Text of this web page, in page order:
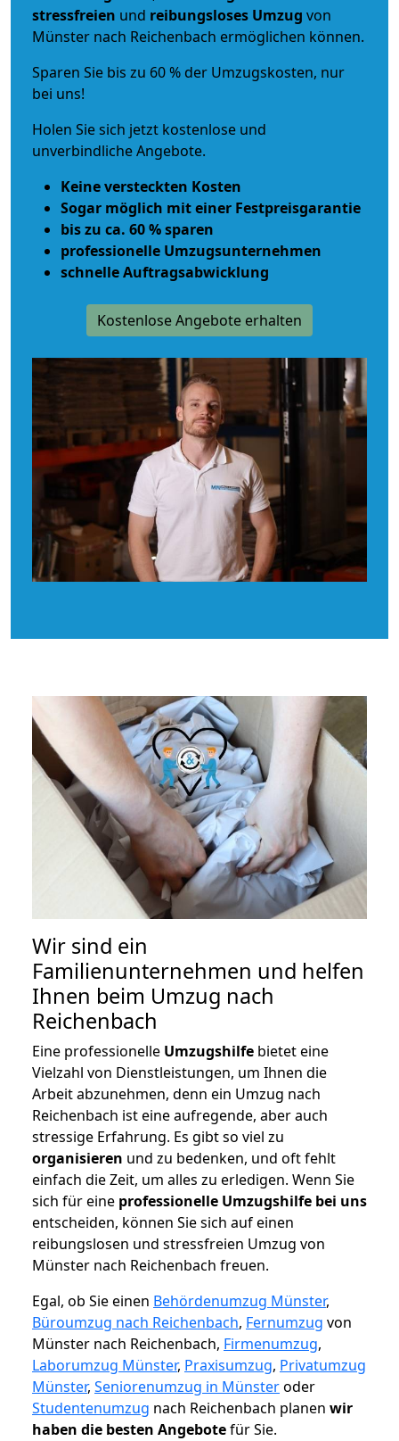
stressfreien und reibungsloses Umzug von
Münster nach Reichenbach ermöglichen können.
Sparen Sie bis zu 60 % der Umzugskosten, nur
bei uns!
Holen Sie sich jetzt kostenlose und
unverbindliche Angebote.
Keine versteckten Kosten
Sogar möglich mit einer Festpreisgarantie
bis zu ca. 60 % sparen
professionelle Umzugsunternehmen
schnelle Auftragsabwicklung
Kostenlose Angebote erhalten
Wir sind ein
Familienunternehmen und helfen
Ihnen beim Umzug nach
Reichenbach
Eine professionelle Umzugshilfe bietet eine
Vielzahl von Dienstleistungen, um Ihnen die
Arbeit abzunehmen, denn ein Umzug nach
Reichenbach ist eine aufregende, aber auch
stressige Erfahrung. Es gibt so viel zu
organisieren und zu bedenken, und oft fehlt
einfach die Zeit, um alles zu erledigen. Wenn Sie
sich für eine professionelle Umzugshilfe bei uns
entscheiden, können Sie sich auf einen
reibungslosen und stressfreien Umzug von
Münster nach Reichenbach freuen.
Egal, ob Sie einen Behördenumzug Münster,
Büroumzug nach Reichenbach, Fernumzug von
Münster nach Reichenbach, Firmenumzug,
Laborumzug Münster, Praxisumzug, Privatumzug
Münster, Seniorenumzug in Münsteroder
Studentenumzug nach Reichenbach planen wir
haben die besten Angebotefür Sie.